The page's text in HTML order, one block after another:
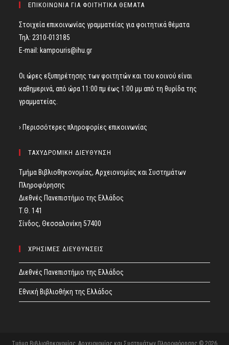
ΕΠΙΚΟΙΝΩΝΙΑ ΓΙΑ ΦΟΙΤΗΤΙΚΑ ΘΕΜΑΤΑ
Στοιχεία επικοινωνίας γραμματείας για φοιτητικά θέματα
Τηλ: 2310-013185
E-mail:kampouris@ihu.gr
Οι ώρες εξυπηρέτησης των φοιτητών και του κοινού είναι
καθημερινά, από ώρα 11:00 πμ έως 1:00 μμ από τη θυρίδα της
γραμματείας.
› Περισσότερες πληροφορίες επικοινωνίας
ΤΑΧΥΔΡΟΜΙΚΗ ΔΙΕΥΘΥΝΣΗ
Τμήμα Βιβλιοθηκονομίας, Αρχειονομίας και Συστημάτων
Πληροφόρησης
Διεθνές Πανεπιστήμιο της Ελλάδος
Τ.Θ. 141
Σίνδος, Θεσσαλονίκη 57400
ΧΡΗΣΙΜΕΣ ΔΙΕΥΘΥΝΣΕΙΣ
Διεθνές Πανεπιστήμιο της Ελλάδος
Εθνική Βιβλιοθήκη της Ελλάδος
Τμήμα Βιβλιοθηκονομίας, Αρχειονομίας και Συστημάτων Πληροφόρησης © 2026